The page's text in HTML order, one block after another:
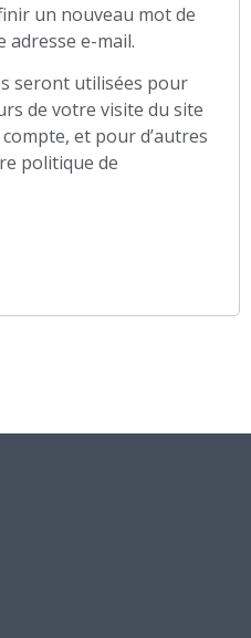
un nouveau mot de
adresse e-mail.
seront utilisées pour
de votre visite du site
et pour d’autres
politique de